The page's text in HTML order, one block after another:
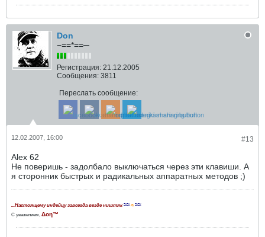
Don
−==*==─
Регистрация: 21.12.2005
Сообщения: 3811
Переслать сообщение:
#13
12.02.2007, 16:00
Alex 62
Не поверишь - задолбало выключаться через эти клавиши. А
я сторонник быстрых и радикальных аппаратных методов ;)
...Настоящему индейцу завсегда везде ништяк≈≈☼≈≈
С уважением, Δοη™